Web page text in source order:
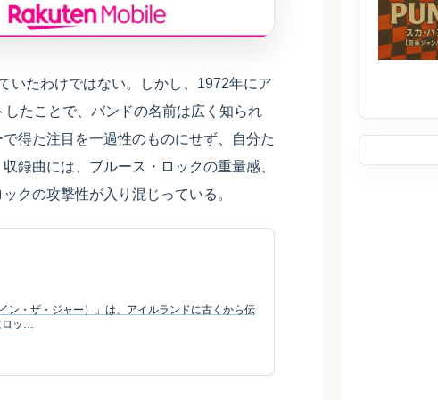
いたわけではない。しかし、1972年にア
たことで、バンドの名前は広く知られ
得た注目を一過性のものにせず、自分た
録曲には、ブルース・ロックの重量感、
クの攻撃性が入り混じっている。
ン・ザ・ジャー）」は、アイルランドに古くから伝
ロッ…